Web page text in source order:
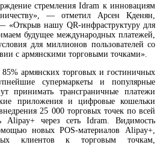
переданы в доверительное управление -
стремления Idram к инновациям
— отметил Арсен Кденян,
«Открыв нашу QR-инфраструктуру для
будущее международных платежей,
для миллионов пользователей со
с армянскими торговыми точками».
армянских торговых и гостиничных
супермаркеты и популярные
принимать трансграничные платежи
приложения и цифровые кошельки
25 000 торговых точек по всей
Alipay+ через сеть Idram. Видимость
новых POS-материалов Alipay+,
клиентов к торговым точкам,